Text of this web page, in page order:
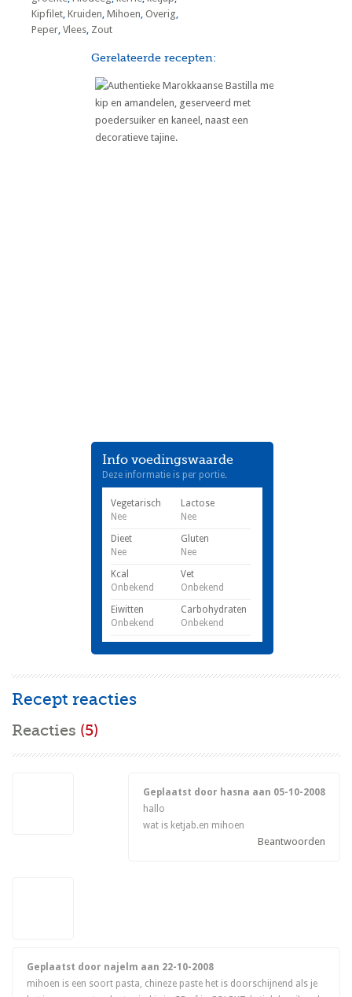
Kipfilet ,Kruiden ,Mihoen Overig
Peper ,Vlees Zout
Gerelateerde recepten:
Info voedingswaarde
Deze informatie is per portie.
Vegetarisch
Nee
Lactose
Nee
Dieet
Nee
Gluten
Nee
Kcal
Onbekend
Vet
Onbekend
Eiwitten
Onbekend
Carbohydraten
Onbekend
Recept reacties
Reacties (5)
Geplaatst door hasna aan 05-10-2008
hallo
wat is ketjab.en mihoen
Beantwoorden
Geplaatst door najelm aan 22-10-2008
mihoen is een soort pasta, chineze paste het is doorschijnend als je